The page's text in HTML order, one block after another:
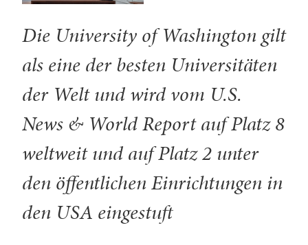
Die University of Washington gilt
als eine der besten Universitäten
der Welt und wird vom U.S.
News & World Report auf Platz 8
weltweit und auf Platz 2 unter
den öffentlichen Einrichtungen in
den USA eingestuft